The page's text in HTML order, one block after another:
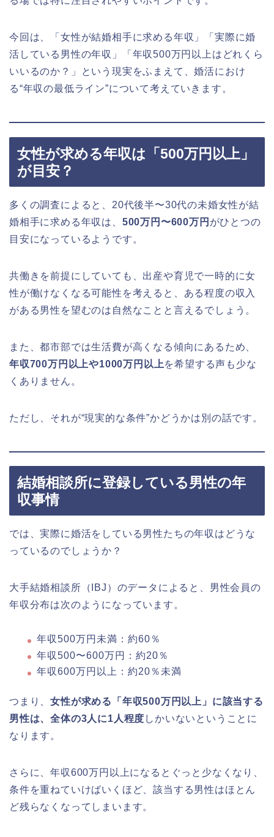
今回は、「女性が結婚相手に求める年収」「実際に婚
活している男性の年収」「年収500万円以上はどれくら
いいるのか？」という現実をふまえて、婚活におけ
る“年収の最低ライン”について考えていきます。
女性が求める年収は「500万円以上」
が目安？
多くの調査によると、20代後半〜30代の未婚女性が結
婚相手に求める年収は、 500万円〜600万円 がひとつの
目安になっているようです。
共働きを前提にしていても、出産や育児で一時的に女
性が働けなくなる可能性を考えると、ある程度の収入
がある男性を望むのは自然なことと言えるでしょう。
また、都市部では生活費が高くなる傾向にあるため、
年収700万円以上や1000万円以上を希望する声も少な
くありません。
ただし、それが“現実的な条件”かどうかは別の話です。
結婚相談所に登録している男性の年
収事情
では、実際に婚活をしている男性たちの年収はどうな
っているのでしょうか？
大手結婚相談所（IBJ）のデータによると、男性会員の
年収分布は次のようになっています。
年収500万円未満：約60％
年収500〜600万円：約20％
年収600万円以上：約20％未満
つまり、女性が求める「年収500万円以上」に該当する
男性は、全体の3人に1人程度 しかいないということに
なります。
さらに、年収600万円以上になるとぐっと少なくなり、
条件を重ねていけばいくほど、該当する男性はほとん
ど残らなくなってしまいます。